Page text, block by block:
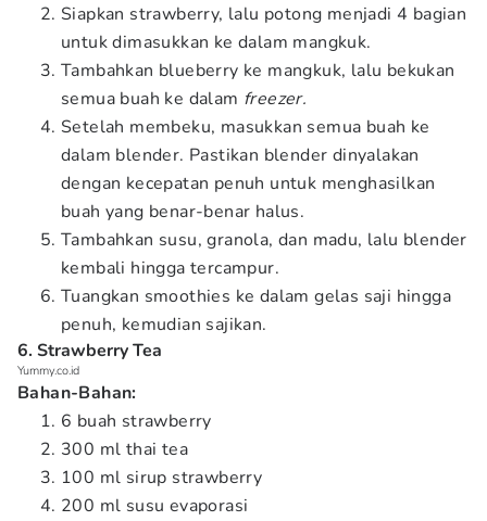
Siapkan strawberry, lalu potong menjadi 4 bagian
untuk dimasukkan ke dalam mangkuk.
Tambahkan blueberry ke mangkuk, lalu bekukan
semua buah ke dalam freezer.
Setelah membeku, masukkan semua buah ke
dalam blender. Pastikan blender dinyalakan
dengan kecepatan penuh untuk menghasilkan
buah yang benar-benar halus.
Tambahkan susu, granola, dan madu, lalu blender
kembali hingga tercampur.
Tuangkan smoothies ke dalam gelas saji hingga
penuh, kemudian sajikan.
6. Strawberry Tea
Yummy.co.id
Bahan-Bahan:
6 buah strawberry
300 ml thai tea
100 ml sirup strawberry
200 ml susu evaporasi